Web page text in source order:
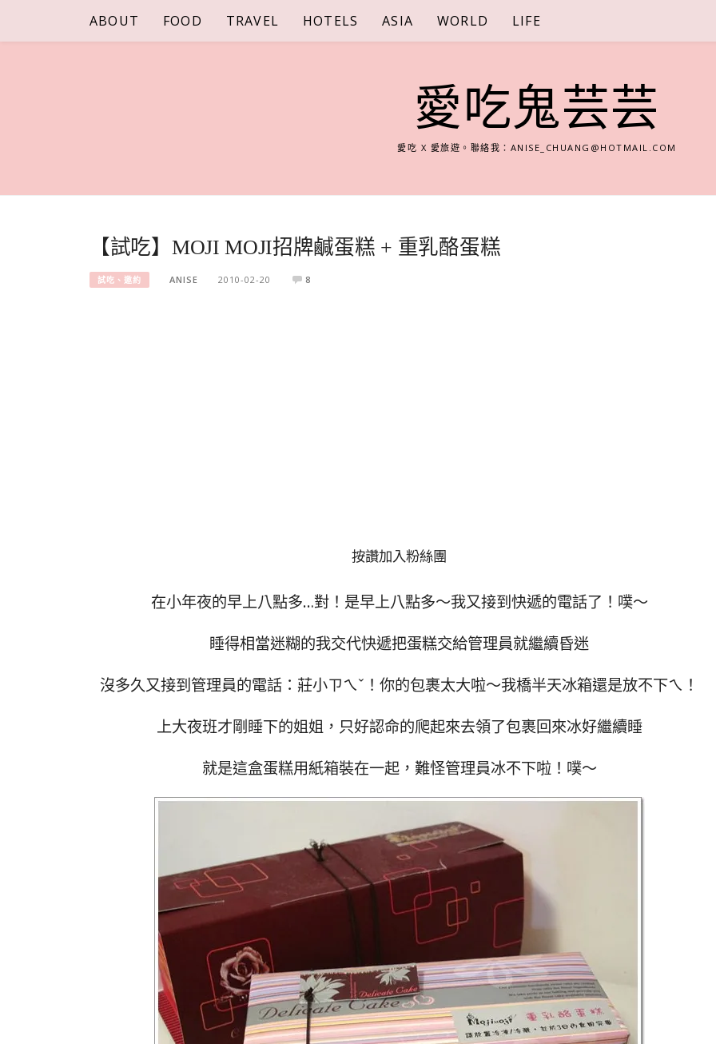
content
ABOUT FOOD TRAVEL HOTELS ASIA WORLD LIFE
愛吃鬼芸芸
愛吃 X 愛旅遊。聯絡我： ANISE_CHUANG@HOTMAIL.COM
【試吃】MOJI MOJI招牌鹹蛋糕 + 重乳酪蛋糕
試吃、邀約 ANISE 2010-02-20 8
按讚加入粉絲團
在小年夜的早上八點多…對！是早上八點多～我又接到快遞的電話了！噗～
睡得相當迷糊的我交代快遞把蛋糕交給管理員就繼續昏迷
沒多久又接到管理員的電話：莊小ㄗㄟˇ！你的包裹太大啦～我橋半天冰箱還是放不下ㄟ！
上大夜班才剛睡下的姐姐，只好認命的爬起來去領了包裹回來冰好繼續睡
就是這盒蛋糕用紙箱裝在一起，難怪管理員冰不下啦！噗～